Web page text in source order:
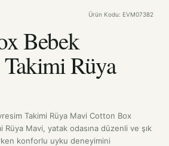
Ürün Kodu: EVM07382
Bebek
Rüya
Takimi Rüya Mavi Cotton Box
Rüya Mavi, yatak odasına düzenli ve şık
konforlu uyku deneyimini